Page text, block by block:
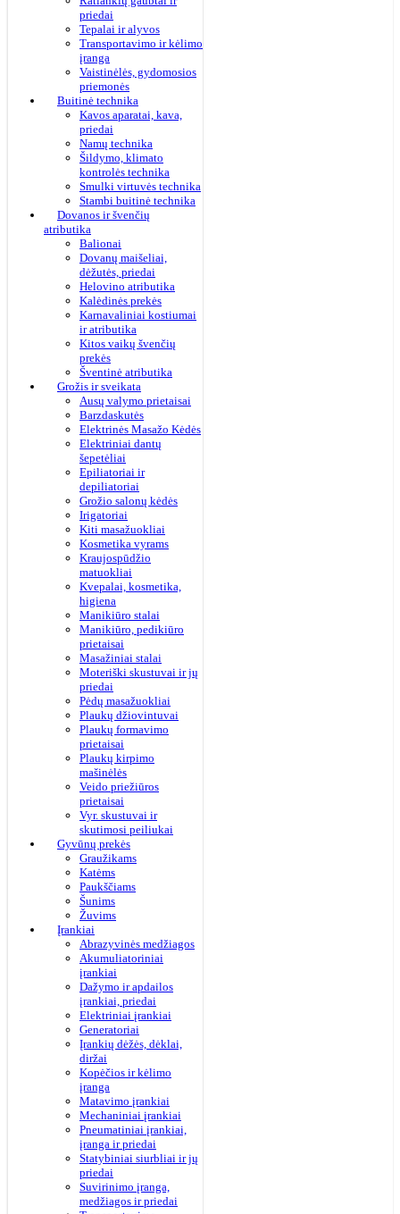
priedai
Tepalai ir alyvos
Transportavimo ir kėlimo
įranga
Vaistinėlės, gydomosios
priemonės
Buitinė technika
Kavos aparatai, kava,
priedai
Namų technika
Šildymo, klimato
kontrolės technika
Smulki virtuvės technika
Stambi buitinė technika
Dovanos ir švenčių
atributika
Balionai
Dovanų maišeliai,
dėžutės, priedai
Helovino atributika
Kalėdinės prekės
Karnavaliniai kostiumai
ir atributika
Kitos vaikų švenčių
prekės
Šventinė atributika
Grožis ir sveikata
Ausų valymo prietaisai
Barzdaskutės
Elektrinės Masažo Kėdės
Elektriniai dantų
šepetėliai
Epiliatoriai ir
depiliatoriai
Grožio salonų kėdės
Irigatoriai
Kiti masažuokliai
Kosmetika vyrams
Kraujospūdžio
matuokliai
Kvepalai, kosmetika,
higiena
Manikiūro stalai
Manikiūro, pedikiūro
prietaisai
Masažiniai stalai
Moteriški skustuvai ir jų
priedai
Pėdų masažuokliai
Plaukų džiovintuvai
Plaukų formavimo
prietaisai
Plaukų kirpimo
mašinėlės
Veido priežiūros
prietaisai
Vyr. skustuvai ir
skutimosi peiliukai
Gyvūnų prekės
Graužikams
Katėms
Paukščiams
Šunims
Žuvims
Įrankiai
Abrazyvinės medžiagos
Akumuliatoriniai
įrankiai
Dažymo ir apdailos
įrankiai, priedai
Elektriniai įrankiai
Generatoriai
Įrankių dėžės, dėklai,
diržai
Kopėčios ir kėlimo
įranga
Matavimo įrankiai
Mechaniniai įrankiai
Pneumatiniai įrankiai,
įranga ir priedai
Statybiniai siurbliai ir jų
priedai
Suvirinimo įranga,
medžiagos ir priedai